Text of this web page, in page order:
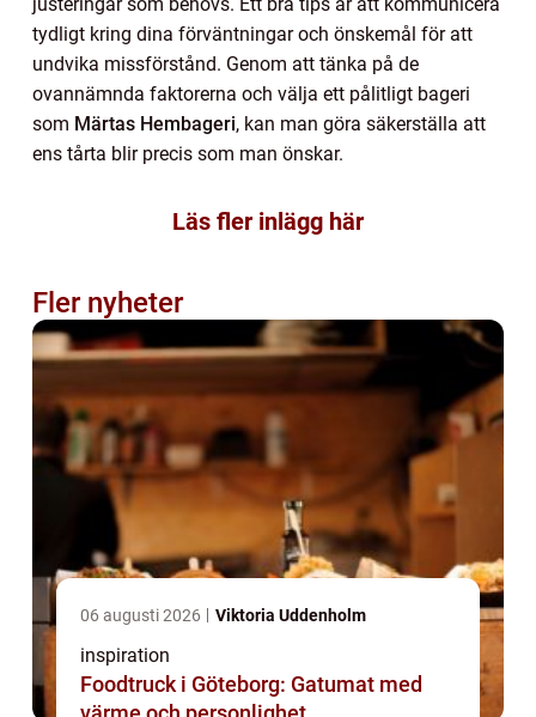
tydligt kring dina förväntningar och önskemål för att
undvika missförstånd. Genom att tänka på de
ovannämnda faktorerna och välja ett pålitligt bageri
som Märtas Hembageri, kan man göra säkerställa att
ens tårta blir precis som man önskar.
Läs fler inlägg här
Fler nyheter
06 augusti 2026 Viktoria Uddenholm
inspiration
Foodtruck i Göteborg: Gatumat med